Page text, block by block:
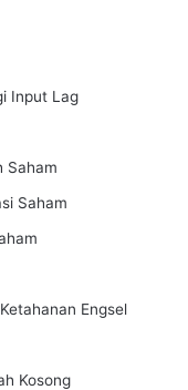
Input Lag
Saham
Saham
Engsel
Kosong